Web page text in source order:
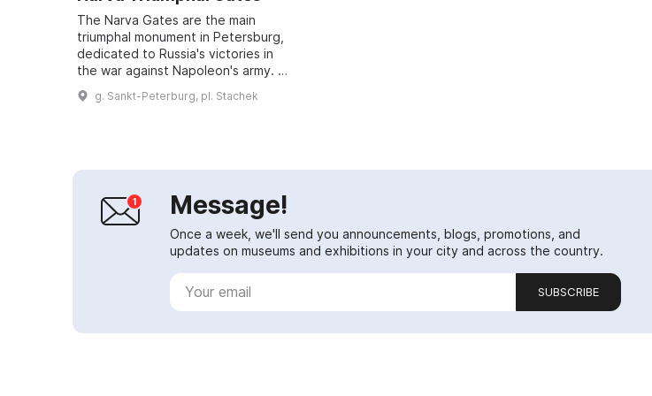
The Narva Gates are the main
triumphal monument in Petersburg,
dedicated to Russia's victories in
the war against Napoleon's army. In
1814 a wooden triumphal arch was
built, and in 1834, to a design b...
g. Sankt-Peterburg, pl. Stachek
Message!
Once a week, we'll send you announcements, blogs, promotions, and
updates on museums and exhibitions in your city and across the country.
SUBSCRIBE